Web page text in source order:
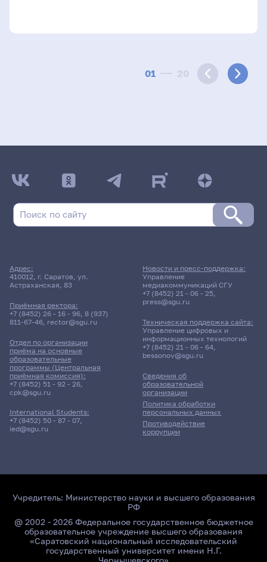
01 20
Адрес:
410012, г. Саратов, ул.
Астраханская, 83
Приёмная ректора:
+7 (8452) 26 - 16 - 96, 8 (937)
811-67-46, rector@sgu.ru
Отдел по организации
приёма на основные
образовательные
программы (Центральная
приёмная комиссия):
+7 (8452) 51 - 92 - 26,
cpk@sgu.ru
International Students:
+7 (8452) 50 - 87 - 07,
ied@sgu.ru
Сведения об
образовательной
организации
Политика обработки
персональных данных
Противодействие
коррупции
Новости и пресс-поддержка:
Управление
медиакоммуникаций СГУ
+7 (8452) 21 - 06 - 25,
press@sgu.ru
Техническая поддержка сайта:
Управление цифровых и
информационных технологий
+7 (8452) 21 - 06 - 64,
bessonov@sgu.ru
Учредитель: Министерство науки и высшего образования
РФ
@ 2002 - 2026 Федеральное государственное бюджетное
образовательное учреждение высшего образования
«Саратовский национальный исследовательский
государственный университет имени Н.Г.